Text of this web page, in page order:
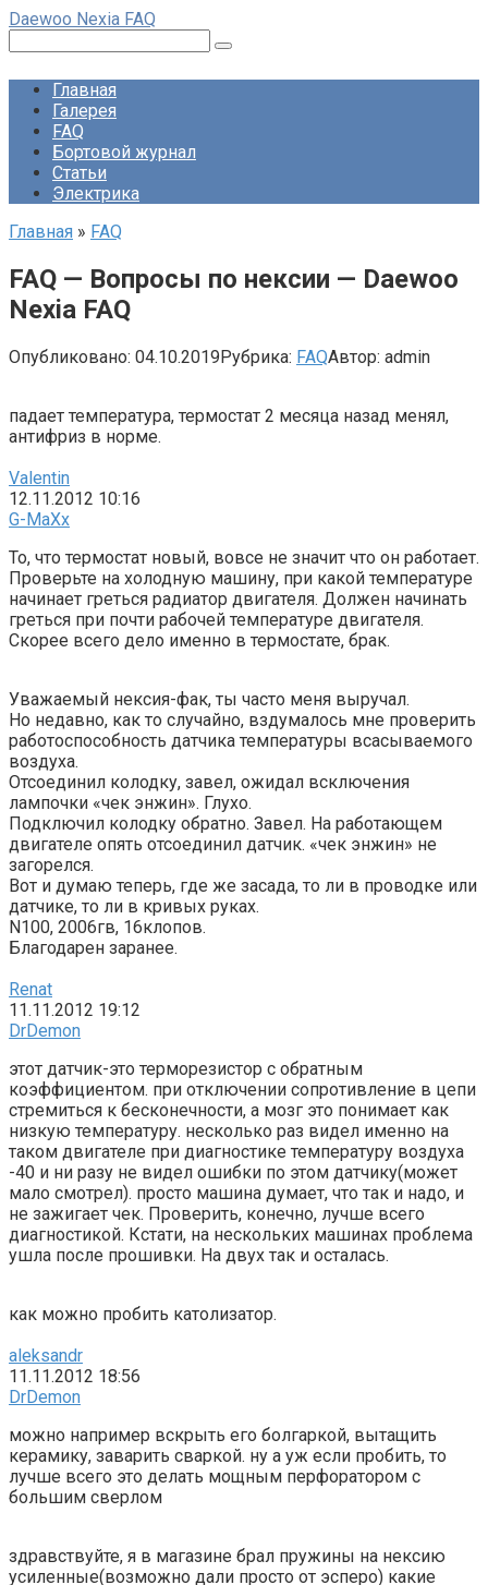
Перейти
контенту
Daewoo Nexia FAQ
Главная
Галерея
FAQ
Бортовой журнал
Статьи
Электрика
Главная » FAQ
FAQ — Вопросы по нексии — Daewoo
Nexia FAQ
Опубликовано: 04.10.2019Рубрика: FAQАвтор: admin
падает температура, термостат 2 месяца назад менял,
антифриз в норме.
Valentin
12.11.2012 10:16
G-MaXx
То, что термостат новый, вовсе не значит что он работает.
Проверьте на холодную машину, при какой температуре
начинает греться радиатор двигателя. Должен начинать
греться при почти рабочей температуре двигателя.
Скорее всего дело именно в термостате, брак.
Уважаемый нексия-фак, ты часто меня выручал.
Но недавно, как то случайно, вздумалось мне проверить
работоспособность датчика температуры всасываемого
воздуха.
Отсоединил колодку, завел, ожидал всключения
лампочки «чек энжин». Глухо.
Подключил колодку обратно. Завел. На работающем
двигателе опять отсоединил датчик. «чек энжин» не
загорелся.
Вот и думаю теперь, где же засада, то ли в проводке или
датчике, то ли в кривых руках.
N100, 2006гв, 16клопов.
Благодарен заранее.
Renat
11.11.2012 19:12
DrDemon
этот датчик-это терморезистор с обратным
коэффициентом. при отключении сопротивление в цепи
стремиться к бесконечности, а мозг это понимает как
низкую температуру. несколько раз видел именно на
таком двигателе при диагностике температуру воздуха
-40 и ни разу не видел ошибки по этом датчику(может
мало смотрел). просто машина думает, что так и надо, и
не зажигает чек. Проверить, конечно, лучше всего
диагностикой. Кстати, на нескольких машинах проблема
ушла после прошивки. На двух так и осталась.
как можно пробить католизатор.
aleksandr
11.11.2012 18:56
DrDemon
можно например вскрыть его болгаркой, вытащить
керамику, заварить сваркой. ну а уж если пробить, то
лучше всего это делать мощным перфоратором с
большим сверлом
здравствуйте, я в магазине брал пружины на нексию
усиленные(возможно дали просто от эсперо) какие